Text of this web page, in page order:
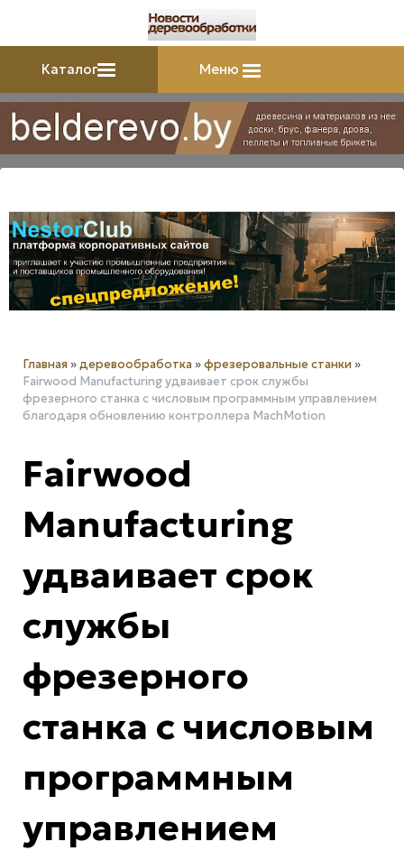
Каталог Меню
Главная »деревообработка »фрезеровальные станки »
Fairwood Manufacturing удваивает срок службы
фрезерного станка с числовым программным управлением
благодаря обновлению контроллера MachMotion
Fairwood
Manufacturing
удваивает срок
службы
фрезерного
станка с числовым
программным
управлением